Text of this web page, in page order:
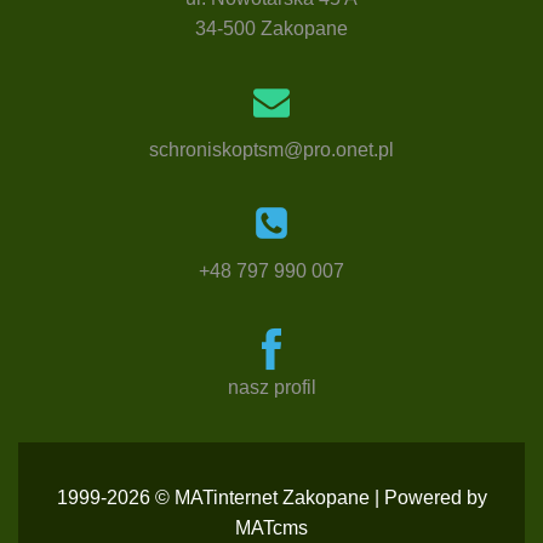
34-500 Zakopane
schroniskoptsm@pro.onet.pl
+48 797 990 007
nasz profil
1999-2026 © MATinternet Zakopane | Powered by
MATcms